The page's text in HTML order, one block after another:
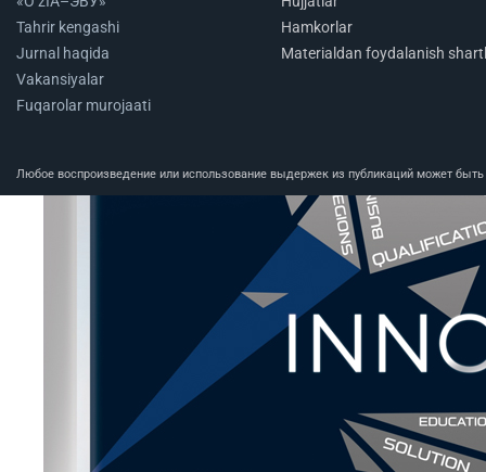
Tahrir kengashi
Jurnal haqida
Vakansiyalar
Fuqarolar murojaati
Hamkorlar
Materialdan foydalanish
Любое воспроизведение или использование выдержек из публикаций может